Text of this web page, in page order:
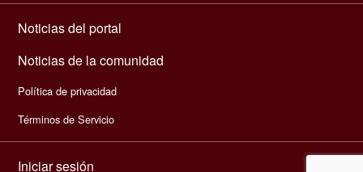
Navegación principal
Noticias del portal
Noticias de la comunidad
Política de privacidad
Términos de Servicio
Menú de cuenta de usuario
Iniciar sesión